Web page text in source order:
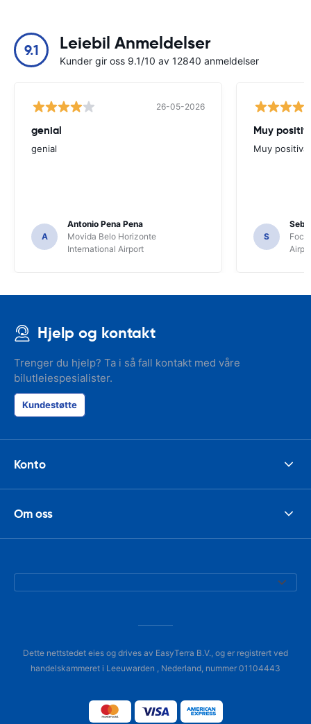
9.1 Leiebil Anmeldelser
Kunder gir oss 9.1/10 av 12840 anmeldelser
26-05-2026
genial
genial
A
Antonio Pena Pena
Movida Belo Horizonte
International Airport
Muy
Muy positiva
S
Foco
Hjelp og kontakt
Trenger du hjelp? Ta i så fall kontakt med våre
bilutleiespesialister.
Kundestøtte
Konto
Om oss
Dette nettstedet eies og drives av EasyTerra B.V., og er registrert ved
handelskammeret i Leeuwarden , Nederland, nummer 01104443